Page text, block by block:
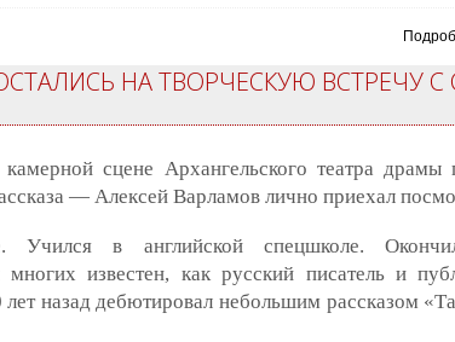
НА ТВОРЧЕСКУЮ ВСТРЕЧУ
сцене Архангельского театра драмы
— Алексей Варламов лично приехал
в английской спецшколе.
известен, как русский писатель и
назад дебютировал небольшим рассказом